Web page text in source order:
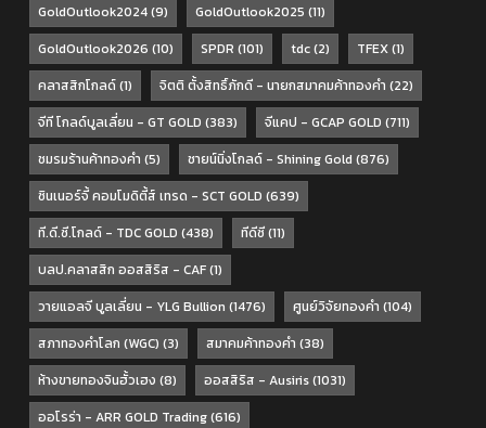
GoldOutlook2024(9) GoldOutlook2025 (11)
GoldOutlook2026 (10) SPDR (101) tdc(2) TFEX(1)
คลาสสิกโกลด์(1) จิตติ ตั้งสิทธิ์ภักดี - นายกสมาคมค้าทองคำ (22)
จีที โกลด์บูลเลี่ยน - GT GOLD (383) จีแคป - GCAP GOLD (711)
ชมรมร้านค้าทองคำ (5) ชายน์นิ่งโกลด์ - Shining Gold (876)
ซินเนอร์จี้ คอมโมดิตี้ส์ เทรด - SCT GOLD (639)
ที.ดี.ซี.โกลด์ - TDC GOLD (438) ทีดีซี(11)
บลป.คลาสสิก ออสสิริส - CAF(1)
วายแอลจี บูลเลี่ยน - YLG Bullion (1476) ศูนย์วิจัยทองคำ (104)
สภาทองคำโลก (WGC) (3) สมาคมค้าทองคำ (38)
ห้างขายทองจินฮั้วเฮง (8) ออสสิริส - Ausiris(1031)
ออโรร่า - ARR GOLD Trading(616)